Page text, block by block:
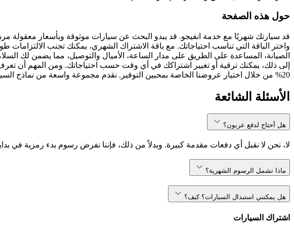
حول هذه الصفحة
قد سيارتك شهريًا مع خدمة انفيجو. قد يبدو البحث عن سيارات موثوقة وبأسعار معقولة
واختر الباقة التي تناسب احتياجاتك. مع باقة الاشتراك الشهري، يمكنك تجنب الالتزامات
الصيانة، المساعدة على الطريق على مدار الساعة، الأميال والتوصيل، مما يضمن لك
إلى ذلك، يمكنك ترقية أو تغيير اشتراكك في أي وقت حسب احتياجاتك. ومن المهم أن
20% من خلال اختيار عروضنا الخاصة بمحبين التوفير. نقدم مجموعة واسعة من نماذج السيارات، بما في ذلك ، ، والمزيد. سواء كنت تبحث عن سيارة مدمجة أو SUV مناسبة للعائلة، انفيجو تلبي احتياجاتك.
الأسئلة الشائعة
هل أحتاج لدفع عربون؟
لا، نحن لا نقبل أي دفعات مقدمة كبيرة. وبدلاً من ذلك، فإننا نفرض رسوم بدء رمزية في
ماذا تشمل الرسوم الشهرية؟
هل يمكنني استبدال السيارات؟ كيف؟
اشتراك السيارات